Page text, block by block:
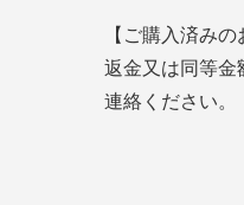
【ご購入済みの
返金又は同等
連絡ください。